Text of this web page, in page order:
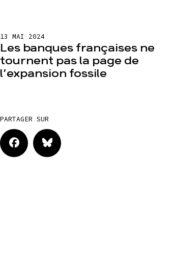
13 MAI 2024
Les banques françaises ne
tournent pas la page de
l’expansion fossile
PARTAGER SUR